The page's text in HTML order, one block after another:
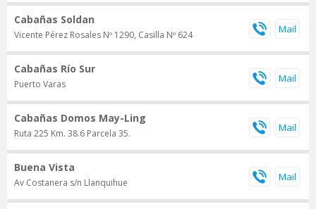
Cabañas Soldan
Vicente Pérez Rosales Nº 1290, Casilla Nº 624
Cabañas Río Sur
Puerto Varas
Cabañas Domos May-Ling
Ruta 225 Km. 38.6 Parcela 35.
Buena Vista
Av Costanera s/n Llanquihue